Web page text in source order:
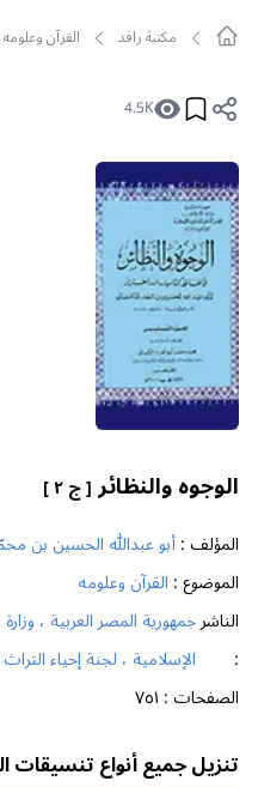
مکتبة رافد القرآن وعلومه
4.5K
الوجوه والنظائر[ ج ٢ ]
المؤلف :أبو عبدالله الحسين بن
الموضوع : القرآن وعلومه
الناشر
:
جمهورية المصر العربية ،
الإسلامية ، لجنة إحياء التراث
الصفحات : ٧٥١
تنزيل جميع أنواع تنسيقات